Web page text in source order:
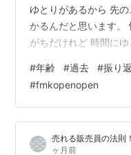
ゆとりがあるから 先
かるんだと思います。
がちだけれど 時間に
り 何となく 懐かしむ
思い返して そういえ
浮かぶというよりも
経質さからか それと
に 関りがむつかしく
#年齢 #過去 #振り
#fmkopenopen
売れる販売員の法則
ヶ月前